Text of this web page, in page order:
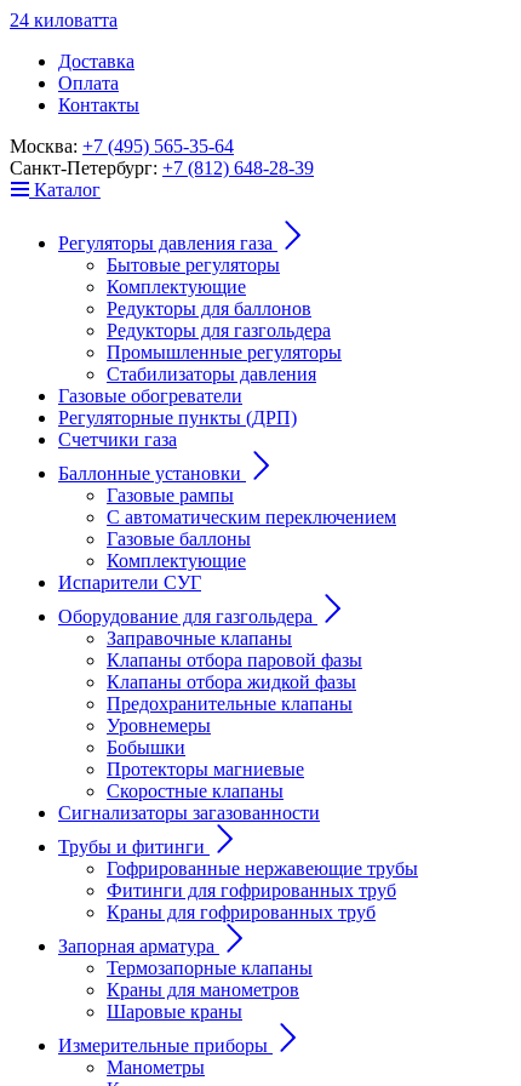
24 киловатта
Доставка
Оплата
Контакты
Москва: +7 (495) 565-35-64
Санкт-Петербург: +7 (812) 648-28-39
Каталог
Регуляторы давления газа
Бытовые регуляторы
Комплектующие
Редукторы для баллонов
Редукторы для газгольдера
Промышленные регуляторы
Стабилизаторы давления
Газовые обогреватели
Регуляторные пункты (ДРП)
Счетчики газа
Баллонные установки
Газовые рампы
С автоматическим переключением
Газовые баллоны
Комплектующие
Испарители СУГ
Оборудование для газгольдера
Заправочные клапаны
Клапаны отбора паровой фазы
Клапаны отбора жидкой фазы
Предохранительные клапаны
Уровнемеры
Бобышки
Протекторы магниевые
Скоростные клапаны
Сигнализаторы загазованности
Трубы и фитинги
Гофрированные нержавеющие трубы
Фитинги для гофрированных труб
Краны для гофрированных труб
Запорная арматура
Термозапорные клапаны
Краны для манометров
Шаровые краны
Измерительные приборы
Манометры